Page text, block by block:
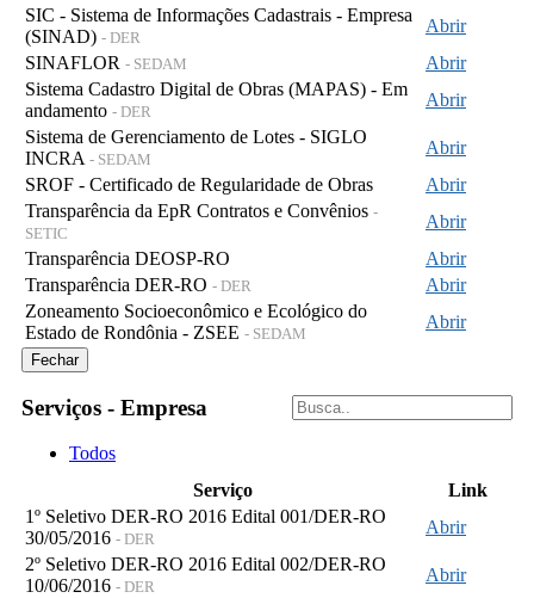
SIC - Sistema de Informações Cadastrais - Empresa
(SINAD) - DER
Abrir
SINAFLOR - SEDAM
Abrir
Sistema Cadastro Digital de Obras (MAPAS) - Em
andamento - DER
Abrir
Sistema de Gerenciamento de Lotes - SIGLO
INCRA - SEDAM
Abrir
SROF - Certificado de Regularidade de Obras
Abrir
Transparência da EpR Contratos e Convênios -
SETIC
Abrir
Transparência DEOSP-RO
Abrir
Transparência DER-RO - DER
Abrir
Zoneamento Socioeconômico e Ecológico do
Estado de Rondônia - ZSEE - SEDAM
Abrir
Fechar
Serviços - Empresa
Todos
Serviço
Link
1º Seletivo DER-RO 2016 Edital 001/DER-RO
30/05/2016 - DER
Abrir
2º Seletivo DER-RO 2016 Edital 002/DER-RO
10/06/2016 - DER
Abrir